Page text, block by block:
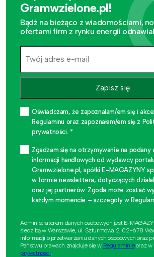
Gramwzielone.pl!
Bądź na bieżąco z wiadomościami,
ofertami firm z rynku energii
Zapisz się
Oświadczam, że zapoznałam/em się i
Regulaminu oraz zapoznałam/em się z
prywatności. *
Zgadzam się na otrzymywanie na podany
informacji handlowych od wydawcy
Gramwzielone.pl, spółki E-MAGAZYNY
w formie newslettera, dotyczących
oraz jej partnerów. Zgoda może zostać
każdym momencie – szczegóły w
Administratorem danych osobowych jest E-
siedzibą w Warszawie, ul. Szturmowa 2, 02-678
informacji o przetwarzaniu danych osobowych oraz
Państwu prawach znajduje się w Regulaminieoraz w
prywatności.